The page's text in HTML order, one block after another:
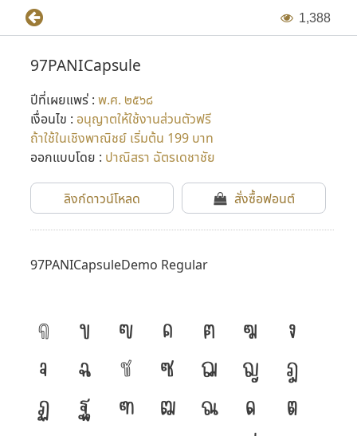
1,388
97PANICapsule
ปีที่เผยแพร่ : พ.ศ. ๒๕๖๘
เงื่อนไข : อนุญาตให้ใช้งานส่วนตัวฟรี
ถ้าใช้ในเชิงพาณิชย์ เริ่มต้น 199 บาท
ออกแบบโดย : ปาณิสรา ฉัตรเดชาชัย
ลิงก์ดาวน์โหลด สั่งซื้อฟอนต์
97PANICapsuleDemo Regular
ก ข ฃ ค ฅ ฆ
ง
จ
ฉ ช ซ ฌ ญ
ฎ
ฏ
ฐ ฑ ฒ ณ ด
ต